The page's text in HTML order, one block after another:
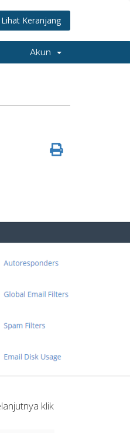
Lihat Keranjang
Akun
klik